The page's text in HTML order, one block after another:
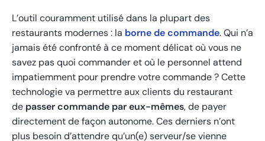
L’outil couramment utilisé dans la plupart des
restaurants modernes : la borne de commande. Qui n’a
jamais été confronté à ce moment délicat où vous ne
savez pas quoi commander et où le personnel attend
impatiemment pour prendre votre commande ? Cette
technologie va permettre aux clients du restaurant
de passer commande par eux-mêmes, de payer
directement de façon autonome. Ces derniers n’ont
plus besoin d’attendre qu’un(e) serveur/se vienne